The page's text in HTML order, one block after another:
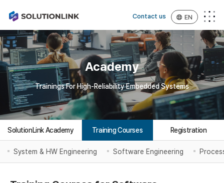
Contact us EN
Academy
Trainings For High-Reliability Embedded Systems
SolutionLink Academy Training Courses Registration
System & HW Engineering Software Engineering